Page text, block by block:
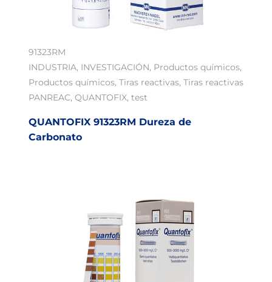
91323RM
INDUSTRIA, INVESTIGACIÓN, Productos químicos,
Productos químicos, Tiras reactivas, Tiras reactivas
PANREAC, QUANTOFIX, test
QUANTOFIX 91323RM Dureza de
Carbonato